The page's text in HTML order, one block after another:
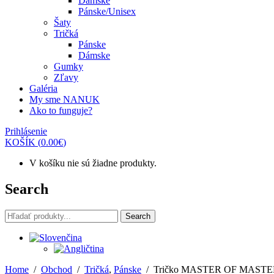
Pánske/Unisex
Šaty
Tričká
Pánske
Dámske
Gumky
Zľavy
Galéria
My sme NANUK
Ako to funguje?
Prihlásenie
KOŠÍK (0.00€)
V košíku nie sú žiadne produkty.
Search
Search
for:
Search
Home / Obchod / Tričká, Pánske / Tričko MASTER OF